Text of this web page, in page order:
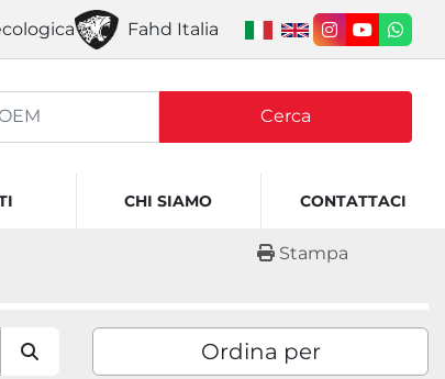
Fahd Italia
instagram
youtube
Cerca
CHI SIAMO CONTATTACI
Stampa
Ordina per